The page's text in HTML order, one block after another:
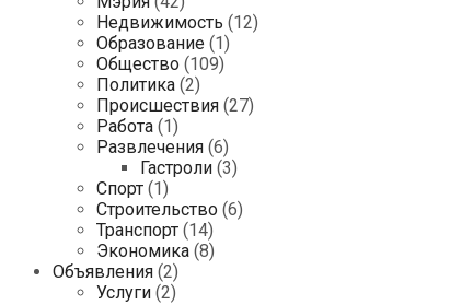
Недвижимость (12)
Образование (1)
Общество (109)
Политика (2)
Происшествия (27)
Работа (1)
Развлечения (6)
Гастроли (3)
Спорт (1)
Строительство (6)
Транспорт (14)
Экономика (8)
Объявления (2)
Услуги (2)